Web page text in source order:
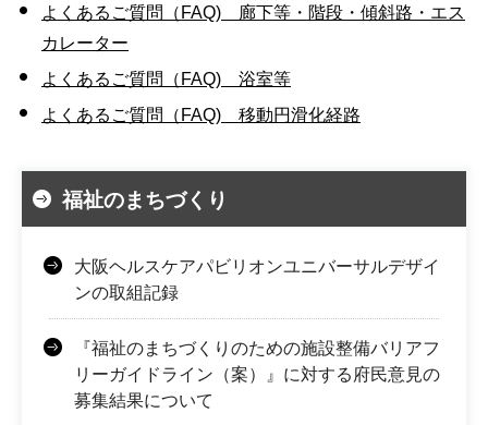
よくあるご質問（FAQ) 廊下等・階段・傾斜路・エス
カレーター
よくあるご質問（FAQ) 浴室等
よくあるご質問（FAQ) 移動円滑化経路
福祉のまちづくり
大阪ヘルスケアパビリオンユニバーサルデザイ
ンの取組記録
『福祉のまちづくりのための施設整備バリアフ
リーガイドライン（案）』に対する府民意見の
募集結果について